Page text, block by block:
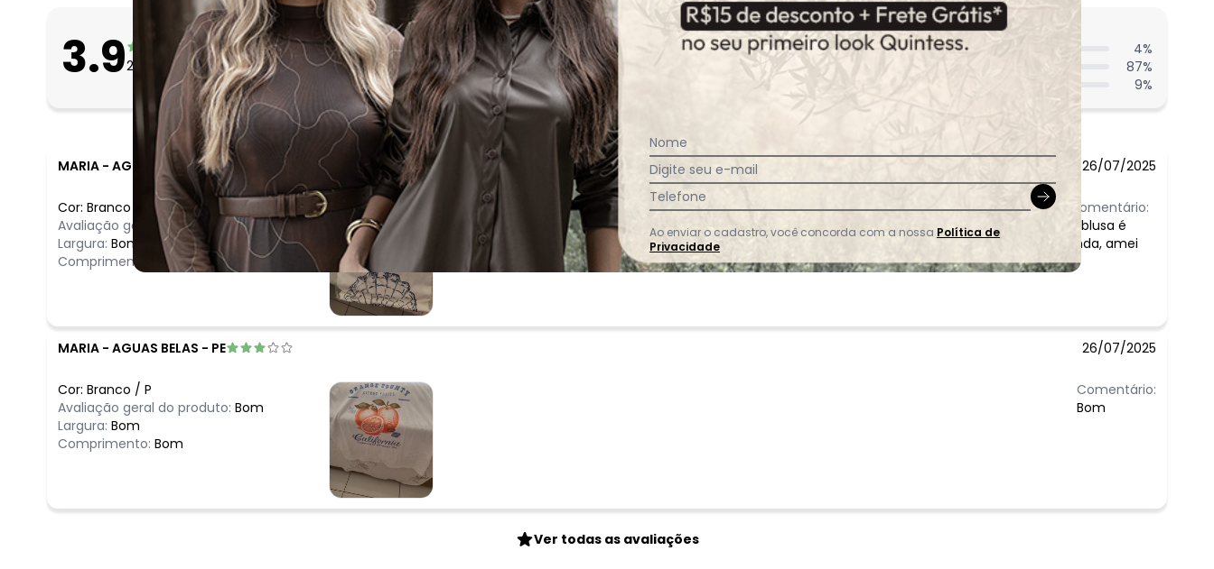
3.923 avaliações
O que as clientes acharam da largura?
Apertado
0%
Bom
Folgado
O que as clientes acharam do comprimento?
Curto
4%
87%
9%
MARIA - AGUAS BELAS - PE 26/07/2025
Cor: Branco
Avaliação geral do produto: Bom
Largura: Bom
Comprimento:
Bom
Comentário:
a blusa é
linda, amei
MARIA - AGUAS BELAS - PE 26/07/2025
Cor: Branco / P
Avaliação geral do produto: Bom
Largura: Bom
Comprimento: Bom
Comentário:
Bom
Ver todas as avaliações
Nome
Digite seu e-mail
Telefone
Ao enviar o cadastro, você concorda com a nossa Política de
Privacidade